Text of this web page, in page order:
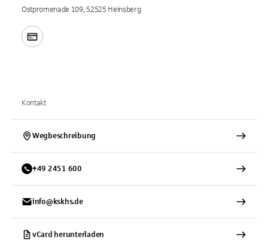
Ostpromenade 109, 52525 Heinsberg
Kontakt
Wegbeschreibung
+49 2451 600
info@kskhs.de
vCard herunterladen